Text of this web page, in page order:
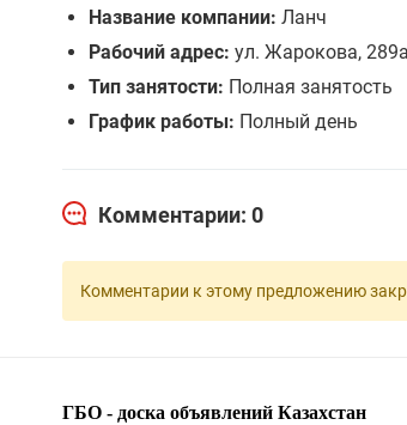
Название компании: Ланч
Рабочий адрес: ул. Жарокова, 289а
Тип занятости: Полная занятость
График работы: Полный день
Комментарии: 0
Комментарии к этому предложению
ГБО - доска объявлений Казахстан